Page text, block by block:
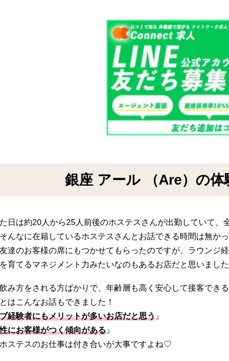
銀座 アール （Are）の
日は約20人から25人前後のホステスさんが出勤していて
んなに在籍しているホステスさんとお話できる時間は無か
達のお客様の席にもつかせてもらったのですが、ラウンジ
育てるマネジメント力みたいなのもあるお店だと思いました
み方をされる方ばかりで、年齢層も高く安心して接客できる
はこんなお話もできました！
経験者にもメリットが多いお店だと思う』
にお客様がつく傾向がある』
ステスのお仕事は付き合いが大事ですよね♡